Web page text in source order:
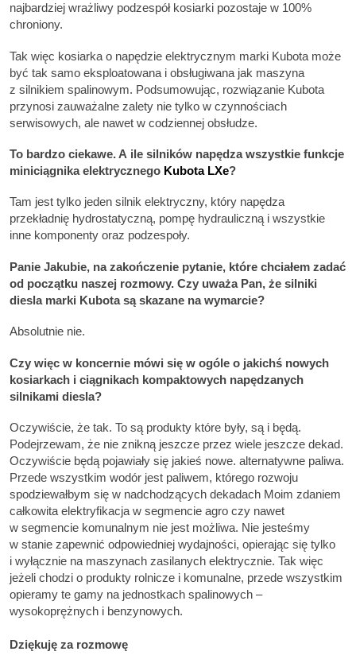
najbardziej wrażliwy podzespół kosiarki pozostaje w 100%
chroniony.
Tak więc kosiarka o napędzie elektrycznym marki Kubota może
być tak samo eksploatowana i obsługiwana jak maszyna
z silnikiem spalinowym. Podsumowując, rozwiązanie Kubota
przynosi zauważalne zalety nie tylko w czynnościach
serwisowych, ale nawet w codziennej obsłudze.
To bardzo ciekawe. A ile silników napędza wszystkie funkcje
miniciągnika elektrycznego Kubota LXe?
Tam jest tylko jeden silnik elektryczny, który napędza
przekładnię hydrostatyczną, pompę hydrauliczną i wszystkie
inne komponenty oraz podzespoły.
Panie Jakubie, na zakończenie pytanie, które chciałem zadać
od początku naszej rozmowy. Czy uważa Pan, że silniki
diesla marki Kubota są skazane na wymarcie?
Absolutnie nie.
Czy więc w koncernie mówi się w ogóle o jakichś nowych
kosiarkach i ciągnikach kompaktowych napędzanych
silnikami diesla?
Oczywiście, że tak. To są produkty które były, są i będą.
Podejrzewam, że nie znikną jeszcze przez wiele jeszcze dekad.
Oczywiście będą pojawiały się jakieś nowe. alternatywne paliwa.
Przede wszystkim wodór jest paliwem, którego rozwoju
spodziewałbym się w nadchodzących dekadach Moim zdaniem
całkowita elektryfikacja w segmencie agro czy nawet
w segmencie komunalnym nie jest możliwa. Nie jesteśmy
w stanie zapewnić odpowiedniej wydajności, opierając się tylko
i wyłącznie na maszynach zasilanych elektrycznie. Tak więc
jeżeli chodzi o produkty rolnicze i komunalne, przede wszystkim
opieramy te gamy na jednostkach spalinowych –
wysokoprężnych i benzynowych.
Dziękuję za rozmowę